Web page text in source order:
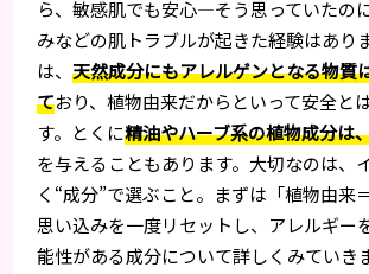
ら、敏感肌でも安心—そう思っていたの
みなどの肌トラブルが起きた経験はあり
は、天然成分にもアレルゲンとなる物質
ており、植物由来だからといって安全と
す。とくに精油やハーブ系の植物成分は
を与えることもあります。大切なのは、
く“成分”で選ぶこと。まずは「植物由来
思い込みを一度リセットし、アレルギー
能性がある成分について詳しくみていき